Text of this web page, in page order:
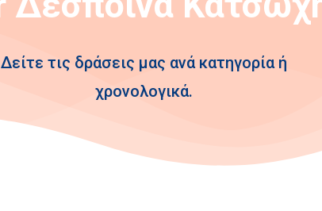
Δείτε τις δράσεις μας ανά κατηγορία ή
χρονολογικά.